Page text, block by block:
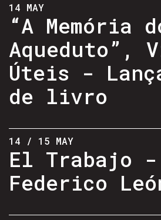
14 MAY
“A Memória
Aqueduto”,
Úteis -
de livro
14 / 15 MAY
El Trabajo -
Federico